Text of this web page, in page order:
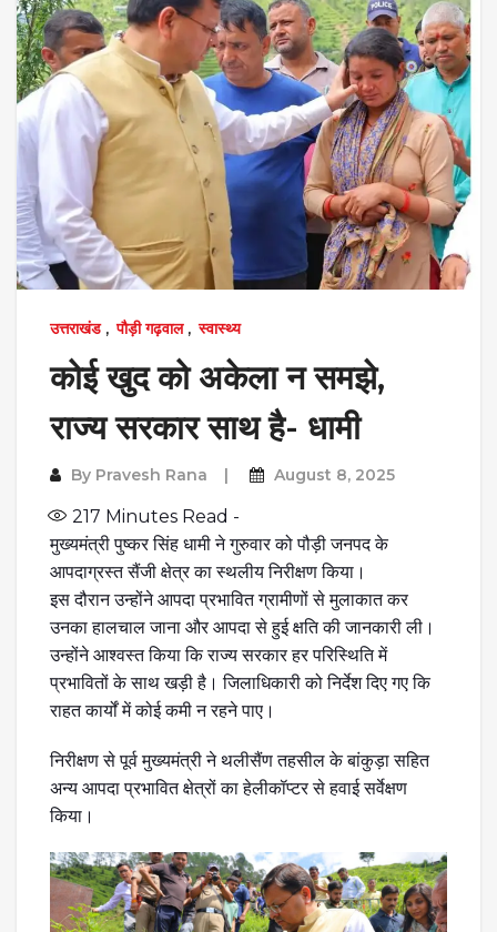
उत्तराखंड, पौड़ी गढ़वाल, स्वास्थ्य
कोई खुद को अकेला न समझे,
राज्य सरकार साथ है- धामी
By Pravesh Rana August 8, 2025
217 Minutes Read -
मुख्यमंत्री पुष्कर सिंह धामी ने गुरुवार को पौड़ी जनपद के
आपदाग्रस्त सैंजी क्षेत्र का स्थलीय निरीक्षण किया।
इस दौरान उन्होंने आपदा प्रभावित ग्रामीणों से मुलाकात कर
उनका हालचाल जाना और आपदा से हुई क्षति की जानकारी ली।
उन्होंने आश्वस्त किया कि राज्य सरकार हर परिस्थिति में
प्रभावितों के साथ खड़ी है। जिलाधिकारी को निर्देश दिए गए कि
राहत कार्यों में कोई कमी न रहने पाए।
निरीक्षण से पूर्व मुख्यमंत्री ने थलीसैंण तहसील के बांकुड़ा सहित
अन्य आपदा प्रभावित क्षेत्रों का हेलीकॉप्टर से हवाई सर्वेक्षण
किया।